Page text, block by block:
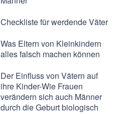
Checkliste für werdende Väter
Was Eltern von Kleinkindern
alles falsch machen können
Der Einfluss von Vätern auf
ihre Kinder-Wie Frauen
verändern sich auch Männer
durch die Geburt biologisch